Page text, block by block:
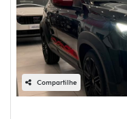
Compartilhe